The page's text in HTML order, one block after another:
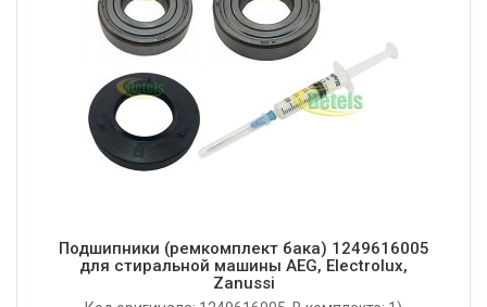
Подшипники (ремкомплект бака) 1249616005
для стиральной машины AEG, Electrolux,
Zanussi